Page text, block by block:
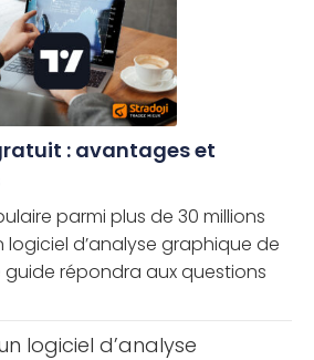
: avantages et
parmi plus de 30 millions
logiciel d’analyse graphique de
guide répondra aux questions
logiciel d’analyse